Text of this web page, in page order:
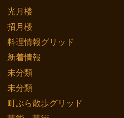
光月楼
招月楼
料理情報グリッド
新着情報
未分類
未分類
町ぶら散歩グリッド